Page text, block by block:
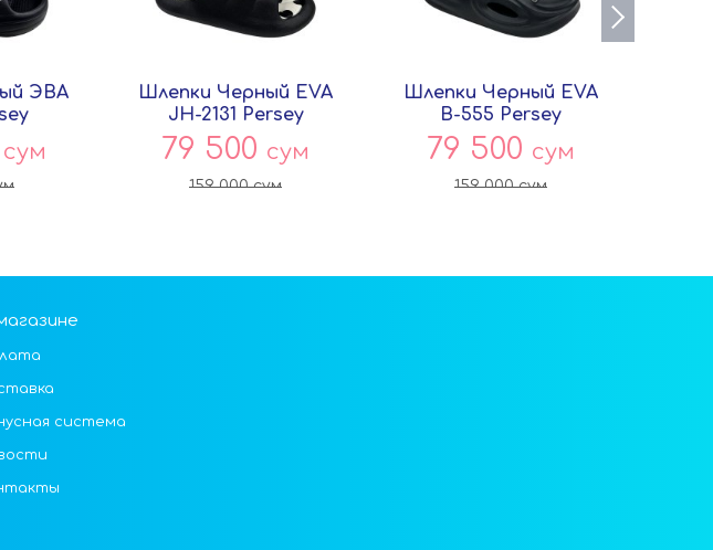
ЭВА
сум
Шлепки Черный EVA
JH-2131 Persey
79 500 сум
159 000сум
Шлепки Черный EVA
B-555 Persey
79 500 сум
159 000сум
система